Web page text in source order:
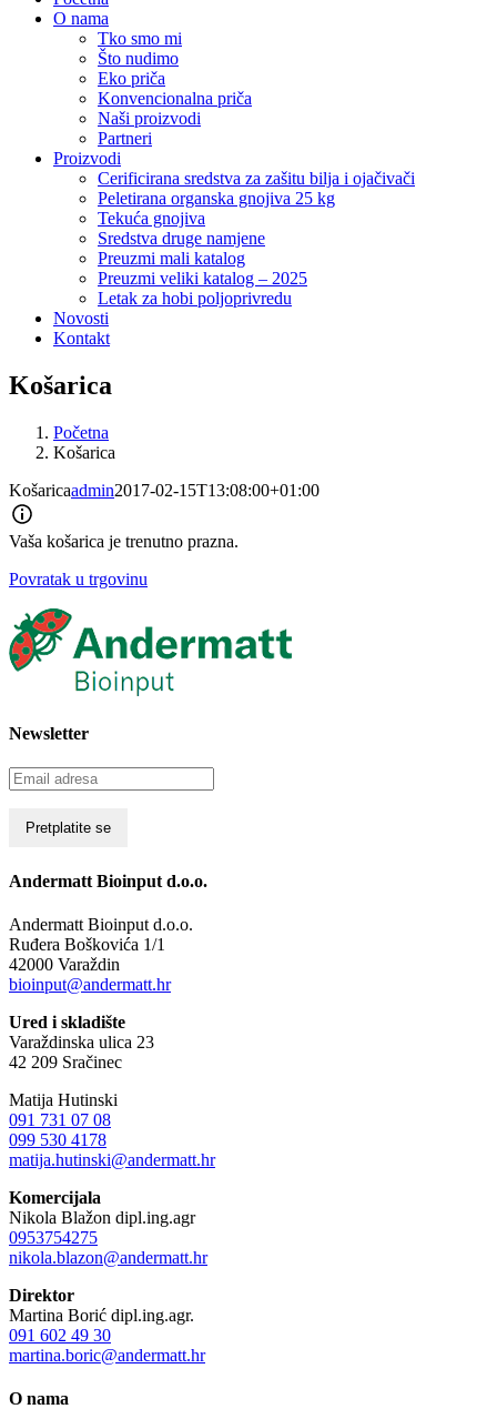
O nama
Tko smo mi
Što nudimo
Eko priča
Konvencionalna priča
Naši proizvodi
Partneri
Proizvodi
Cerificirana sredstva za zašitu bilja i ojačivači
Peletirana organska gnojiva 25 kg
Tekuća gnojiva
Sredstva druge namjene
Preuzmi mali katalog
Preuzmi veliki katalog – 2025
Letak za hobi poljoprivredu
Novosti
Kontakt
Košarica
Početna
Košarica
Košaricaadmin2017-02-15T13:08:00+01:00
Vaša košarica je trenutno prazna.
Povratak u trgovinu
Newsletter
Andermatt Bioinput d.o.o.
Andermatt Bioinput d.o.o.
Ruđera Boškovića 1/1
42000 Varaždin
bioinput@andermatt.hr
Ured i skladište
Varaždinska ulica 23
42 209 Sračinec
Matija Hutinski
091 731 07 08
099 530 4178
matija.hutinski@andermatt.hr
Komercijala
Nikola Blažon dipl.ing.agr
0953754275
nikola.blazon@andermatt.hr
Direktor
Martina Borić dipl.ing.agr.
091 602 49 30
martina.boric@andermatt.hr
O nama